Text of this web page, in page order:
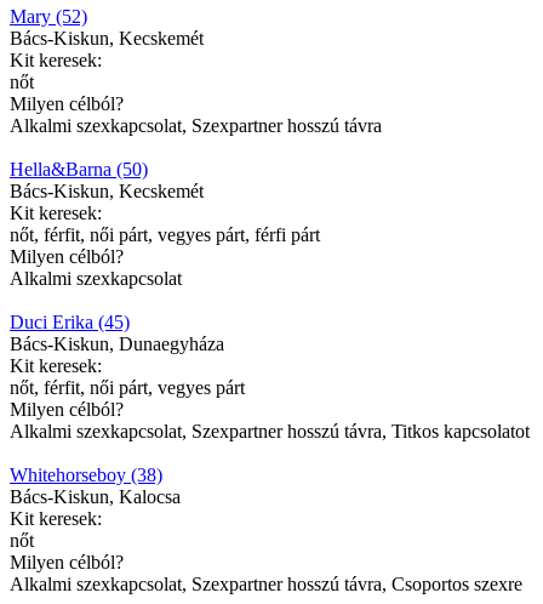
Mary (52)
Bács-Kiskun, Kecskemét
Kit keresek:
nőt
Milyen célból?
Alkalmi szexkapcsolat, Szexpartner hosszú távra
Hella&Barna (50)
Bács-Kiskun, Kecskemét
Kit keresek:
nőt, férfit, női párt, vegyes párt, férfi párt
Milyen célból?
Alkalmi szexkapcsolat
Duci Erika (45)
Bács-Kiskun, Dunaegyháza
Kit keresek:
nőt, férfit, női párt, vegyes párt
Milyen célból?
Alkalmi szexkapcsolat, Szexpartner hosszú távra, Titkos kapcsolatot
Whitehorseboy (38)
Bács-Kiskun, Kalocsa
Kit keresek:
nőt
Milyen célból?
Alkalmi szexkapcsolat, Szexpartner hosszú távra, Csoportos szexre